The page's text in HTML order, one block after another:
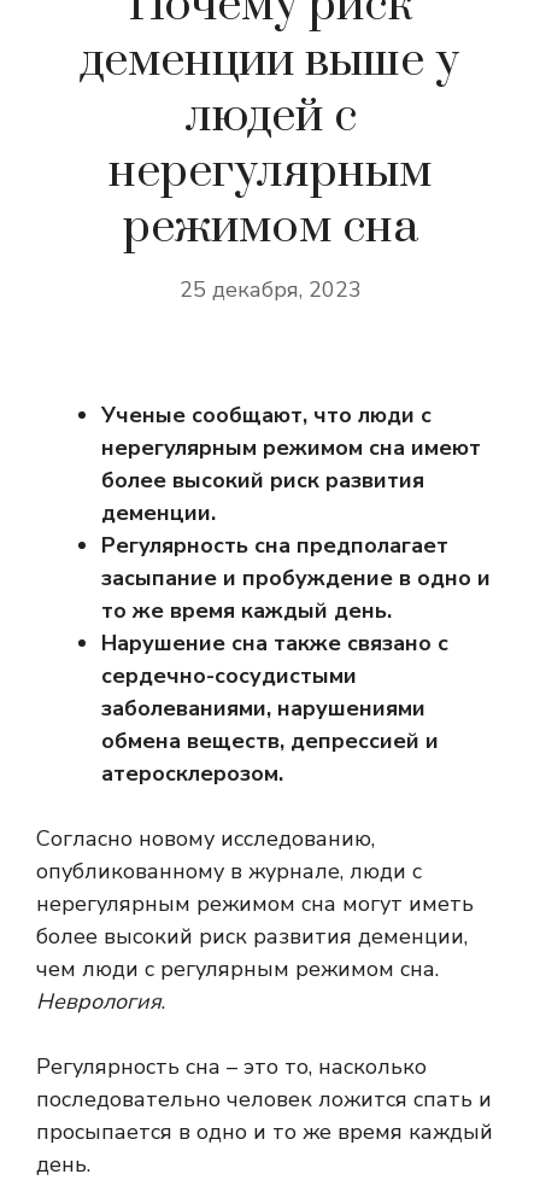
деменции выше у
людей с
нерегулярным
режимом сна
25 декабря, 2023
Ученые сообщают, что люди с
нерегулярным режимом сна имеют
более высокий риск развития
деменции.
Регулярность сна предполагает
засыпание и пробуждение в одно и
то же время каждый день.
Нарушение сна также связано с
сердечно-сосудистыми
заболеваниями, нарушениями
обмена веществ, депрессией и
атеросклерозом.
Согласно новому исследованию,
опубликованному в журнале, люди с
нерегулярным режимом сна могут иметь
более высокий риск развития деменции,
чем люди с регулярным режимом сна.
Неврология.
Регулярность сна – это то, насколько
последовательно человек ложится спать и
просыпается в одно и то же время каждый
день.